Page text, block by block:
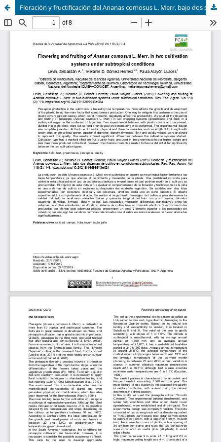
Floración y fructificación del Ananas comosus L. Merr. bajo dos sistemas de cultivo en condiciones subtropicales